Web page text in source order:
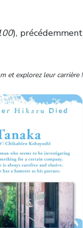
), précédemment
et explorez leur carrière !